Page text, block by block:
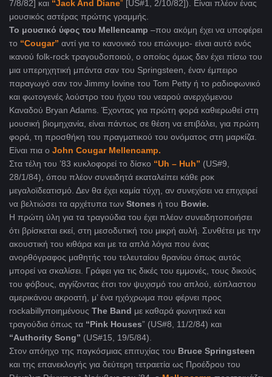
7/8/82] και “Jack And Diane” [US#1, 2/10/82]). Είναι πλέον ένας
μουσικός αστέρας πρώτης γραμμής.
To μουσικό ύφος του Mellencamp –που ακόμη έχει να υποφέρει
το “Cougar” αντί για το κανονικό του επώνυμο- είναι αυτό ενός
ικανού folk-rock τραγουδοποιού, ο οποίος όμως δεν έχει πίσω του
μια υπερηχητική μπάντα σαν του Springsteen, έναν έμπειρο
παραγωγό σαν τον Jimmy Iovine του Tom Petty ή το ραδιοφωνικό
και φωτογενές λούστρο του ήχου του νεαρού ανερχόμενου
Καναδού Bryan Adams. Έχοντας για πρώτη φορά καθιερωθεί στη
μουσική βιομηχανία, είναι πάντως σε θέση να επιβάλει, για πρώτη
φορά, τη προσθήκη του πραγματικού του ονόματος στη μαρκίζα.
Είναι πια ο John Cougar Mellencamp.
Στα τέλη του ’83 κυκλοφορεί το δίσκο “Uh – Huh” (US#9,
28/1/84), όπου πλέον συνειδητά εκαταλείπει κάθε ροκ
μεγαλοϊδεατισμό. Δεν θα έχει καμία τύχη, αν συνεχίσει να επιχειρεί
να βελτιώσει τα αρχέτυπα των Stones ή του Bowie.
Η πρώτη ύλη για τα τραγούδια του έχει πλέον συνειδητοποιήσει
ότι βρίσκεται εκεί, στη μεσοδυτική του μικρή αυλή. Συνθέτει με την
ακουστική του κιθάρα και με τα απλά λόγια που ένας
ανορθόγραφος μαθητής του τελευταίου θρανίου όπως αυτός
μπορεί να σκαλίσει. Γράφει για τις δικές του εμμονές, τους δικούς
του φόβους, αγγίζοντας έτσι τον ψυχισμό του απλού, εύπλαστου
αμερικάνου ακροατή, μ’ ένα ηχόχρωμα που φέρνει προς
rockabillyποιημένους The Band με καθαρά φωνητικά και
τραγούδια όπως τα “Pink Houses” (US#8, 11/2/84) και
“Authority Song” (US#15, 19/5/84).
Στον απόηχο της παγκόσμιας επιτυχίας του Bruce Springsteen
και της επανεκλογής για δεύτερη τετραετία ως Προέδρου του